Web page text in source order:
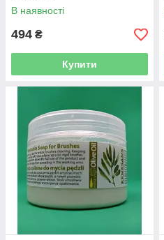
В наявності
494 ₴
Купити